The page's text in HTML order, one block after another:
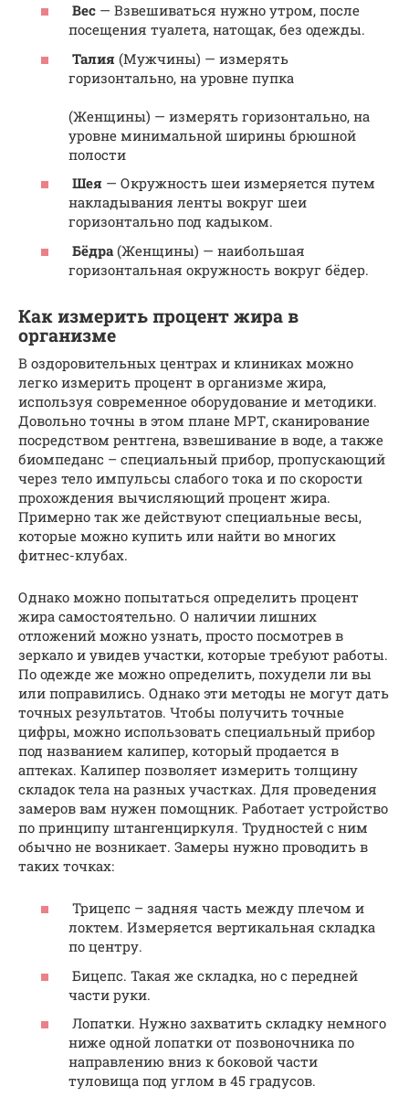
Вес — Взвешиваться нужно утром, после
посещения туалета, натощак, без одежды.
Талия (Мужчины) — измерять
горизонтально, на уровне пупка
(Женщины) — измерять горизонтально, на
уровне минимальной ширины брюшной
полости
Шея — Окружность шеи измеряется путем
накладывания ленты вокруг шеи
горизонтально под кадыком.
Бёдра (Женщины) — наибольшая
горизонтальная окружность вокруг бёдер.
Как измерить процент жира в
организме
В оздоровительных центрах и клиниках можно
легко измерить процент в организме жира,
используя современное оборудование и методики.
Довольно точны в этом плане МРТ, сканирование
посредством рентгена, взвешивание в воде, а также
биомпеданс – специальный прибор, пропускающий
через тело импульсы слабого тока и по скорости
прохождения вычисляющий процент жира.
Примерно так же действуют специальные весы,
которые можно купить или найти во многих
фитнес-клубах.
Однако можно попытаться определить процент
жира самостоятельно. О наличии лишних
отложений можно узнать, просто посмотрев в
зеркало и увидев участки, которые требуют работы.
По одежде же можно определить, похудели ли вы
или поправились. Однако эти методы не могут дать
точных результатов. Чтобы получить точные
цифры, можно использовать специальный прибор
под названием калипер, который продается в
аптеках. Калипер позволяет измерить толщину
складок тела на разных участках. Для проведения
замеров вам нужен помощник. Работает устройство
по принципу штангенциркуля. Трудностей с ним
обычно не возникает. Замеры нужно проводить в
таких точках:
Трицепс – задняя часть между плечом и
локтем. Измеряется вертикальная складка
по центру.
Бицепс. Такая же складка, но с передней
части руки.
Лопатки. Нужно захватить складку немного
ниже одной лопатки от позвоночника по
направлению вниз к боковой части
туловища под углом в 45 градусов.